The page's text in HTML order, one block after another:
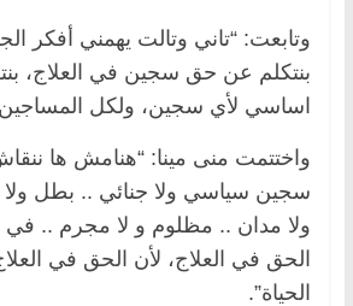
وتابعت: “تاني وتالت يهمني أفكر
بنتكلم عن حق سجين في العلاج،
اساسي لأي سجين، ولكل
واختتمت منى مينا: “هنامش ها
سجين سياسي ولا جنائي .. بطل ولا
ولا مدان .. مظلوم و لا مجرم .. في
الحق في العلاج، لأن الحق في
الحياة”.